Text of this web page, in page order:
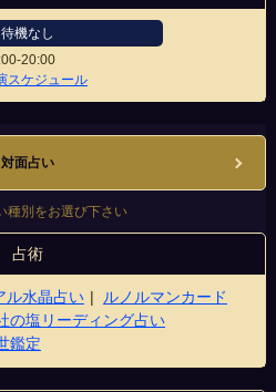
待機なし
20:00
スケジュール
対面占い
種別をお選び下さい
占術
ル水晶占い
ルノルマンカード
の塩リーディング占い
鑑定